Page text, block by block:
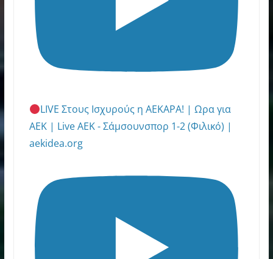
LIVE Στους Ισχυρούς η ΑΕΚΑΡΑ! | Ωρα για
ΑΕΚ | Live ΑΕΚ - Σάμσουνσπορ 1-2 (Φιλικό) |
aekidea.org